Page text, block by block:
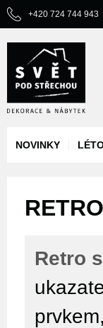
+420 724 744 943
NOVINKY
Retro